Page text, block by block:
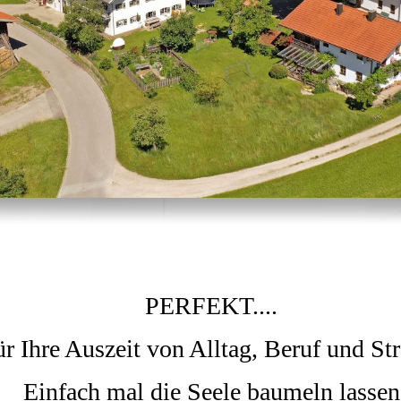
PERFEKT....
Ihre Auszeit von Alltag, Beruf und
Einfach mal die Seele baumeln lassen